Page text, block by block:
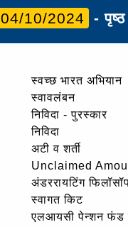
04/10/2024 -
स्वच्छ भारत अभियान
स्वावलंबन
निविदा - पुरस्कार
निविदा
अटी व शर्ती
Unclaimed
अंडररायटिंग
स्वागत किट
एलआयसी पेन्शन फंड